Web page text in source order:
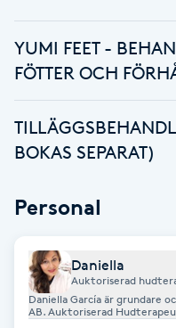
Herrklippning
HIFU
Hollywood Peel
Hot yoga
Hudföryngring
Huduppstramning
YUMI FEET -
FÖTTER OCH
BOKAS SEPARAT)
Personal
Daniella
Auktoriserad
Daniella García är grundare
AB. Auktoriserad